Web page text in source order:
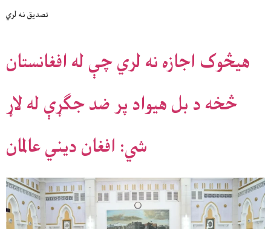
تصدیق نه لري
هیڅوک اجازه نه لري چې له افغانستان
څخه د بل هیواد پر ضد جګړې له لاړ
شي: افغان دیني عالمان